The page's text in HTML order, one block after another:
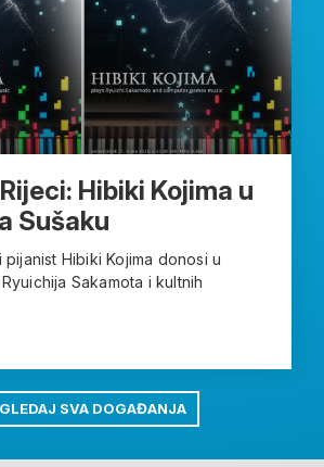
Hibiki Kojima u
Sušaku
pijanist Hibiki Kojima donosi u
Sakamota i kultnih
SVA DOGAĐANJA